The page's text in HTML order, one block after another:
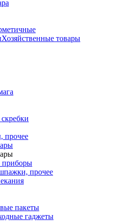
Хозяйственные товары
прочее
приборы
прочее
пакеты
гаджеты